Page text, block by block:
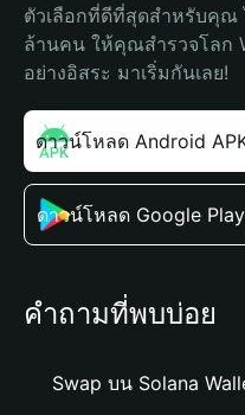
ตัวเลือกที่ดีที่สุดสำหรับคุณ
ล้านคน ให้คุณสำรวจโลก
อย่างอิสระ มาเริ่มกันเลย!
ดาวน์โหลด Android
ดาวน์โหลด Google Play
คำถามที่พบบ่อย
Swap บน Solana